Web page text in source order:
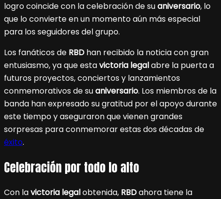
logro coincide con la celebración de suaniversario, lo
que lo convierte en un momento aún más especial
para los seguidores del grupo.
Los fanáticos de RBD han recibido la noticia con gran
entusiasmo, ya que estavictoria legalabre la puerta a
futuros proyectos, conciertos y lanzamientos
conmemorativos de suaniversario. Los miembros de la
banda han expresado su gratitud por el apoyo durante
este tiempo y aseguraron que vienen grandes
sorpresas para conmemorar estas dos décadas de
éxito.
Celebración por todo lo alto
Con lavictoria legalobtenida, RBDahora tiene la